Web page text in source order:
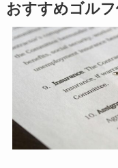
おすすめゴル